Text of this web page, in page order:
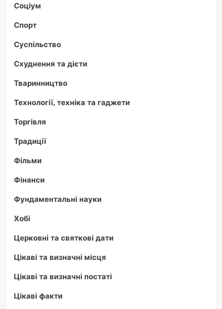
Соціум
Спорт
Суспільство
Схуднення та дієти
Тваринництво
Технології, техніка та гаджети
Торгівля
Традиції
Фільми
Фінанси
Фундаментальні науки
Хобі
Церковні та святкові дати
Цікаві та визначні місця
Цікаві та визначні постаті
Цікаві факти